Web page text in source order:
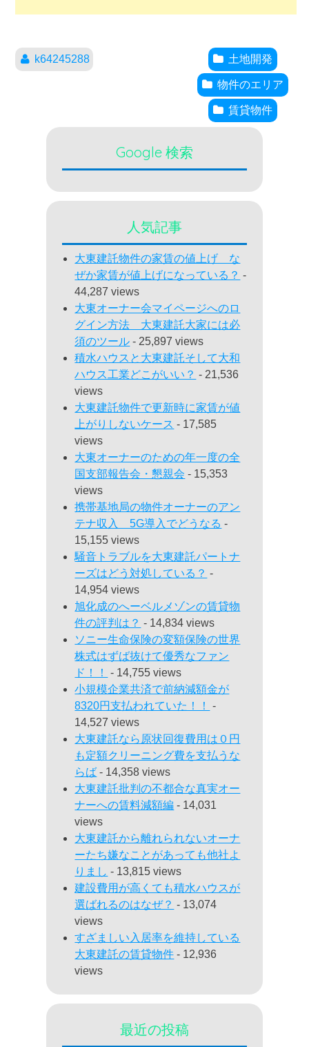
k64245288 土地開発
物件のエリア
賃貸物件
Google 検索
人気記事
大東建託物件の家賃の値上げ な
ぜか家賃が値上げになっている？ -
44,287 views
大東オーナー会マイページへのロ
グイン方法 大東建託大家には必
須のツール - 25,897 views
積水ハウスと大東建託そして大和
ハウス工業どこがいい？ - 21,536
views
大東建託物件で更新時に家賃が値
上がりしないケース - 17,585
views
大東オーナーのための年一度の全
国支部報告会・懇親会 - 15,353
views
携帯基地局の物件オーナーのアン
テナ収入 5G導入でどうなる -
15,155 views
騒音トラブルを大東建託パートナ
ーズはどう対処している？ -
14,954 views
旭化成のへーベルメゾンの賃貸物
件の評判は？ - 14,834 views
ソニー生命保険の変額保険の世界
株式はずば抜けて優秀なファン
ド！！
- 14,755 views
小規模企業共済で前納減額金が
8320円支払われていた！！
-
14,527 views
大東建託なら原状回復費用は０円
も定額クリーニング費を支払うな
らば - 14,358 views
大東建託批判の不都合な真実オー
ナーへの賃料減額編 - 14,031
views
大東建託から離れられないオーナ
ーたち嫌なことがあっても他社よ
りまし - 13,815 views
建設費用が高くても積水ハウスが
選ばれるのはなぜ？ - 13,074
views
すざましい入居率を維持している
大東建託の賃貸物件 - 12,936
views
最近の投稿